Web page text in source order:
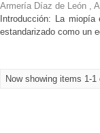
Armería Díaz de León ,
Introducción: La
estandarizado como un
Now showing items 1-1